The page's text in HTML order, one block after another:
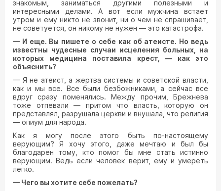
знакомым, заниматься другими полезными и
интересными делами. А вот если мужчина встает
утром и ему никто не звонит, ни о чем не спрашивает,
не советуется, он никому не нужен — это катастрофа.
— И еще. Вы пишете о себе как об атеисте. Но ведь
известны чудесные случаи исцеления больных, на
которых медицина поставила крест, — как это
объяснить?
— Я не атеист, а жертва системы и советской власти,
как и мы все. Все были безбожниками, а сейчас все
вдруг сразу поменялись. Между прочим, Брежнева
тоже отпевали — притом что власть, которую он
представлял, разрушала церкви и внушала, что религия
— опиум для народа.
Как я могу после этого быть по-настоящему
верующим? Я хочу этого, даже мечтаю и был бы
благодарен тому, кто помог бы мне стать истинно
верующим. Ведь если человек верит, ему и умереть
легко.
— Чего вы хотите себе пожелать?